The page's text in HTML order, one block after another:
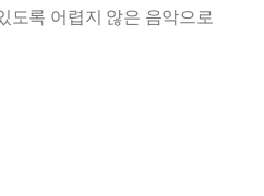
도록 어렵지 않은 음악으로